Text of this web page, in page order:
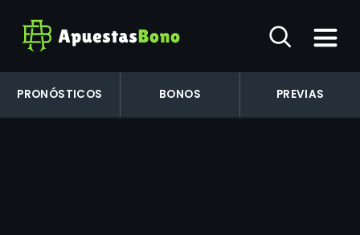
PRONÓSTICOS BONOS PREVIAS